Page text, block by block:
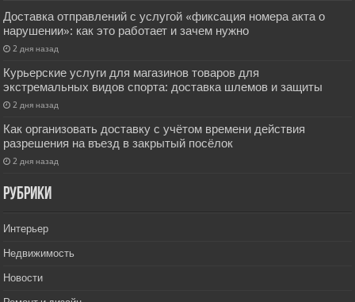
Доставка отправлений с услугой «фиксация номера акта о
нарушении»: как это работает и зачем нужно
2 дня назад
Курьерские услуги для магазинов товаров для
экстремальных видов спорта: доставка шлемов и защиты
2 дня назад
Как организовать доставку с учётом времени действия
разрешения на въезд в закрытый посёлок
2 дня назад
РУбрики
Интерьер
Недвижимость
Новости